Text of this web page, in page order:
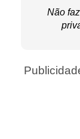
Não